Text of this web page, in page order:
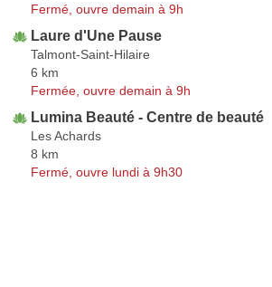
Fermé, ouvre demain à 9h
Laure d'Une Pause
Talmont-Saint-Hilaire
6 km
Fermée, ouvre demain à 9h
Lumina Beauté - Centre de beauté
Les Achards
8 km
Fermé, ouvre lundi à 9h30